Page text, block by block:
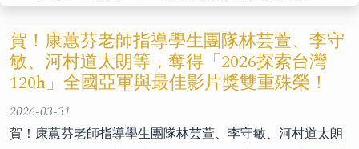
賀！康蕙芬老師指導學生團隊林芸萱、李守
敏、河村道太朗等，奪得「2026探索台灣
120h」全國亞軍與最佳影片獎雙重殊榮！
2026-03-31
賀！康蕙芬老師指導學生團隊林芸萱、李守敏、河村道太朗